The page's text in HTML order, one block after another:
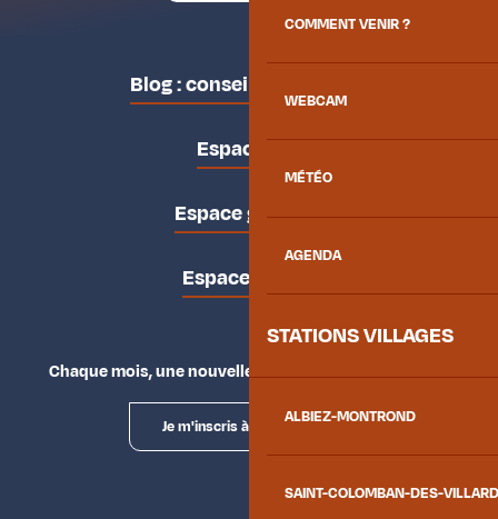
COMMENT VENIR ?
WEBCAM
MÉTÉO
AGENDA
STATIONS VILLAGES
ALBIEZ-MONTROND
SAINT-COLOMBAN-DES-
Blog : conseils des locaux
Espace pro
Espace groupes
Espace presse
Chaque mois, une nouvelle façon d'explorer la vallée.
Je m'inscris à la newsletter